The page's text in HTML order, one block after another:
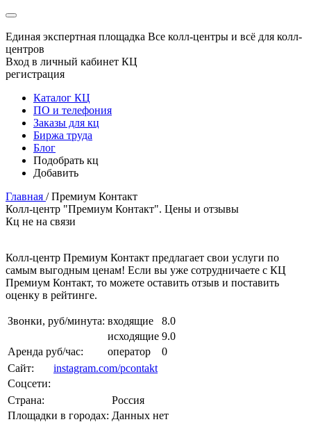
Единая экспертная площадка Все колл-центры и всё для колл-
центров
Вход в личный кабинет КЦ
регистрация
Каталог КЦ
ПО и телефония
Заказы для кц
Биржа труда
Блог
Подобрать кц
Добавить
Главная / Премиум Контакт
Колл-центр "Премиум Контакт". Цены и отзывы
Кц не на связи
Колл-центр Премиум Контакт предлагает свои услуги по
самым выгодным ценам! Если вы уже сотрудничаете с КЦ
Премиум Контакт, то можете оставить отзыв и поставить
оценку в рейтинге.
Звонки, руб/минута: входящие
8.0
исходящие 9.0
Аренда руб/час:
оператор
0
Сайт:
instagram.com/pcontakt
Соцсети:
Страна:
Россия
Площадки в городах: Данных нет